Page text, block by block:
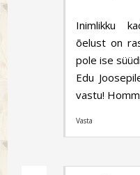
Inimlikku
õelust on
pole ise
Edu
vastu!
Vasta